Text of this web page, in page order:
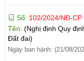
Tên:(Nghị định Quy
Đất đai)
Ngày ban hành: (21/08/
Số:103/2024/NĐ-CP